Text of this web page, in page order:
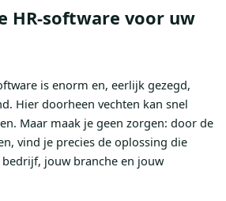
HR-software voor uw
is enorm en, eerlijk gezegd,
Hier doorheen vechten kan snel
Maar maak je geen zorgen: door de
vind je precies de oplossing die
jouw branche en jouw